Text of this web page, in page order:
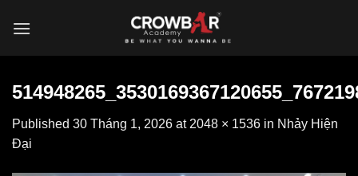
Published 30 Tháng 1, 2026 at 2048 × 1536 in Nhảy Hiện
Đại